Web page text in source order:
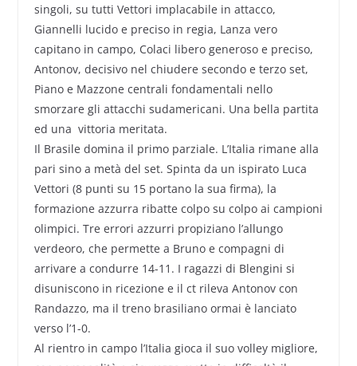
singoli, su tutti Vettori implacabile in attacco,
Giannelli lucido e preciso in regia, Lanza vero
capitano in campo, Colaci libero generoso e preciso,
Antonov, decisivo nel chiudere secondo e terzo set,
Piano e Mazzone centrali fondamentali nello
smorzare gli attacchi sudamericani. Una bella partita
ed una vittoria meritata.
Il Brasile domina il primo parziale. L’Italia rimane alla
pari sino a metà del set. Spinta da un ispirato Luca
Vettori (8 punti su 15 portano la sua firma), la
formazione azzurra ribatte colpo su colpo ai campioni
olimpici. Tre errori azzurri propiziano l’allungo
verdeoro, che permette a Bruno e compagni di
arrivare a condurre 14-11. I ragazzi di Blengini si
disuniscono in ricezione e il ct rileva Antonov con
Randazzo, ma il treno brasiliano ormai è lanciato
verso l’1-0.
Al rientro in campo l’Italia gioca il suo volley migliore,